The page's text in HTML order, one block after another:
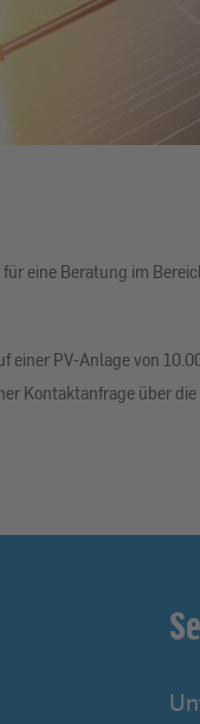
eine Beratung im
einer PV-Anlage von
Kontaktanfrage über